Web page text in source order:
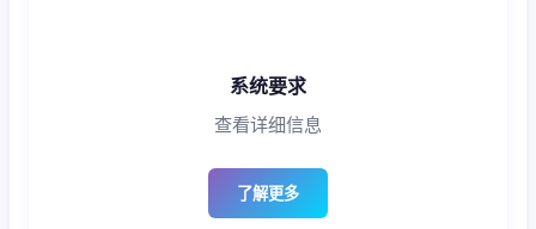
系统要求
查看详细信息
了解更多